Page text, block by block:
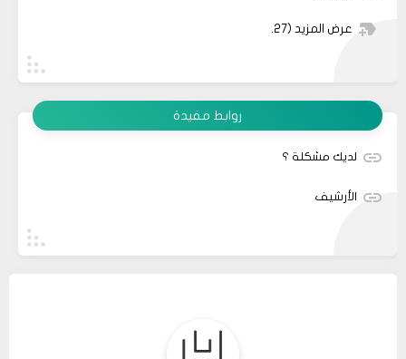
عرض المزيد (27)
روابط مفيدة
لديك مشكلة ؟
الأرشيف